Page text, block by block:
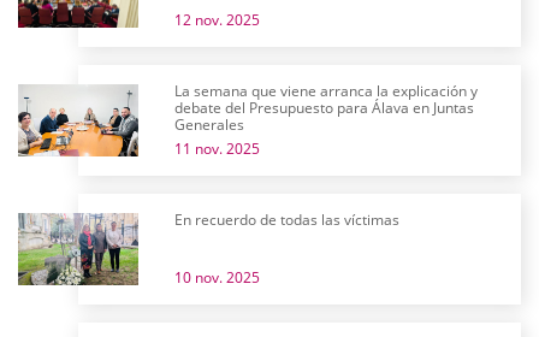
12 nov. 2025
La semana que viene arranca la explicación y
debate del Presupuesto para Álava en Juntas
Generales
11 nov. 2025
En recuerdo de todas las víctimas
10 nov. 2025